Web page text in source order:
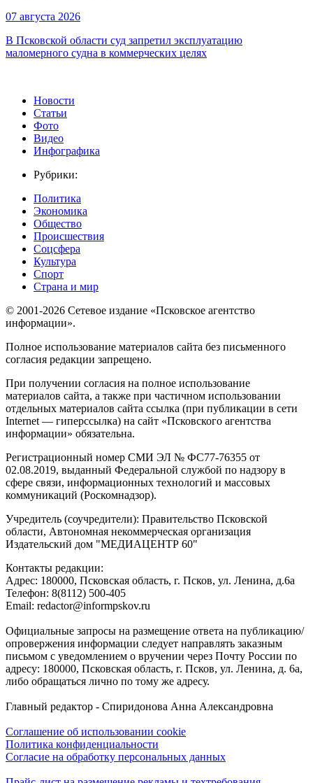
07 августа 2026
В Псковской области суд запретил эксплуатацию
маломерного судна в коммерческих целях
Новости
Статьи
Фото
Видео
Инфографика
Рубрики:
Политика
Экономика
Общество
Происшествия
Соцсфера
Культура
Спорт
Страна и мир
© 2001-2026 Сетевое издание «Псковское агентство
информации».
Полное использование материалов сайта без письменного
согласия редакции запрещено.
При получении согласия на полное использование
материалов сайта, а также при частичном использовании
отдельных материалов сайта ссылка (при публикации в сети
Internet — гиперссылка) на сайт «Псковского агентства
информации» обязательна.
Регистрационный номер СМИ ЭЛ № ФС77-76355 от
02.08.2019, выданный Федеральной службой по надзору в
сфере связи, информационных технологий и массовых
коммуникаций (Роскомнадзор).
Учредитель (соучредители): Правительство Псковской
области, Автономная некоммерческая организация
Издательский дом "МЕДИАЦЕНТР 60"
Контакты редакции:
Адреc: 180000, Псковская область, г. Псков, ул. Ленина, д.6а
Телефон: 8(8112) 500-405
Email: redactor@informpskov.ru
Официальные запросы на размещение ответа на публикацию/
опровержения информации следует направлять заказным
письмом с уведомлением о вручении через Почту России по
адресу: 180000, Псковская область, г. Псков, ул. Ленина, д. 6а,
либо обращаться лично по тому же адресу.
Главный редактор - Спиридонова Анна Александровна
Соглашение об использовании cookie
Политика конфиденциальности
Согласие на обработку персональных данных